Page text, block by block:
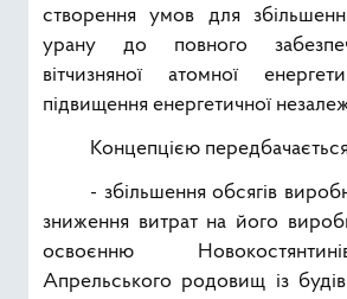
створення умов для
урану до повного
вітчизняної атомної
підвищення енергетичної
Концепцією
- збільшення обсягів
зниження витрат на його
освоєнню
Апрельського родовищ із